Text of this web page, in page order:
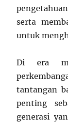
serta
untuk
Di era
tantangan
penting
generasi